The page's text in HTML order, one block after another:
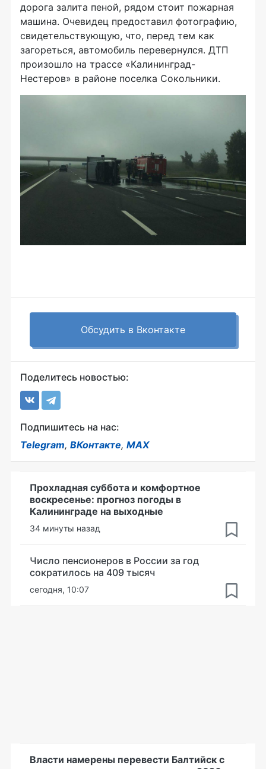
дорога залита пеной, рядом стоит пожарная
машина. Очевидец предоставил фотографию,
свидетельствующую, что, перед тем как
загореться, автомобиль перевернулся. ДТП
произошло на трассе «Калининград-
Нестеров» в районе поселка Сокольники.
Обсудить в Вконтакте
Поделитесь новостью:
Подпишитесь на нас:
Telegram, ВКонтакте, MAX
Прохладная суббота и комфортное
воскресенье: прогноз погоды в
Калининграде на выходные
34 минуты назад
Число пенсионеров в России за год
сократилось на 409 тысяч
сегодня, 10:07
Власти намерены перевести Балтийск с